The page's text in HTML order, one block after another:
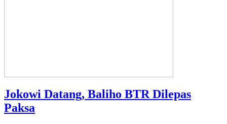
Jokowi Datang, Baliho BTR Dilepas
Paksa